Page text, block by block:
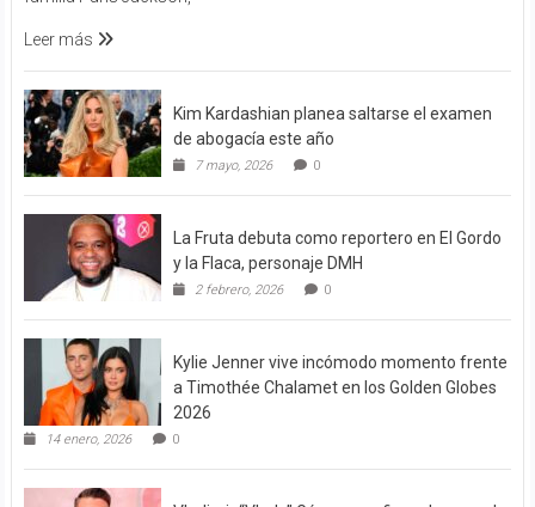
Leer más
Kim Kardashian planea saltarse el examen
de abogacía este año
7 mayo, 2026 0
La Fruta debuta como reportero en El Gordo
y la Flaca, personaje DMH
2 febrero, 2026 0
Kylie Jenner vive incómodo momento frente
a Timothée Chalamet en los Golden Globes
2026
14 enero, 2026 0